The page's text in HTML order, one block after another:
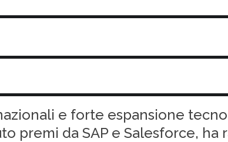
e forte espansione
premi da SAP e Salesforce, ha